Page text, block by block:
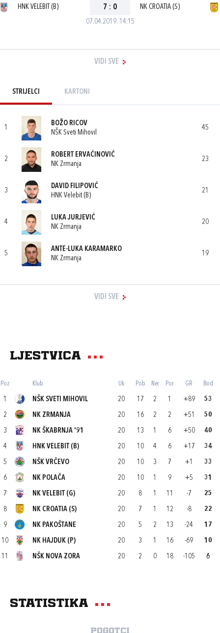
07.04.2019. 14:15
HNK VELEBIT (B) 7 : 0 NK CROATIA (S)
VIDI SVE
STRIJELCI KARTONI
1
BOŽO RICOV
NŠK Sveti Mihovil
45
2
ROBERT ERVAĆINOVIĆ
NK Zrmanja
23
3
DAVID FILIPOVIĆ
HNK Velebit (B)
21
4
LUKA JURJEVIĆ
NK Zrmanja
20
5
ANTE-LUKA KARAMARKO
NK Zrmanja
19
VIDI SVE
Ljestvica
Poz Klub Uk Pob Ner Por GR Bod
1 NŠK SVETI MIHOVIL 20 17 2 1 +89 53
2 NK ZRMANJA 20 16 2 2 +51 50
3 NK ŠKABRNJA '91 20 13 1 6 +50 40
4 HNK VELEBIT (B) 20 10 4 6 +17 34
5 NŠK VRČEVO 20 10 3 7 +1 33
6 NK POLAČA 20 10 1 9 +5 31
7 NK VELEBIT (G) 20 8 1 11 -7 25
8 NK CROATIA (S) 20 7 1 12 -8 22
9 NK PAKOŠTANE 20 5 2 13 -24 17
10 NK HAJDUK (P) 20 3 1 16 -69 10
11 NŠK NOVA ZORA 20 2 0 18 -105 6
Statistika
Pogotci